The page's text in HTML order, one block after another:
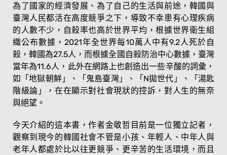
為了國家的經濟發展、為了自己的生活與前途，韓國與
臺灣人民都活在高度競爭之下，導致不幸患有心理疾病
的人數不少，自殺率也高於世界平均，根據世界衛生組
織公布數據，2021年全世界每10萬人中有9.2人死於自
殺，韓國為27.5人，而根據全國自殺防治中心數據，臺灣
當年為11.6人，此外在網路上也創造出一些辛酸的詞彙，
如「地獄朝鮮」、「鬼島臺灣」、「N拋世代」、「湯匙
階級論」，在在顯示對社會現狀的控訴，對人生的無奈
與絕望。
今天介紹的這本書，作者金敬哲目前是一位獨立記者，
觀察到現今的韓國社會不管是小孩、年輕人、中年人與
老年人都處於比以往更競爭、更辛苦的生活環境，而且